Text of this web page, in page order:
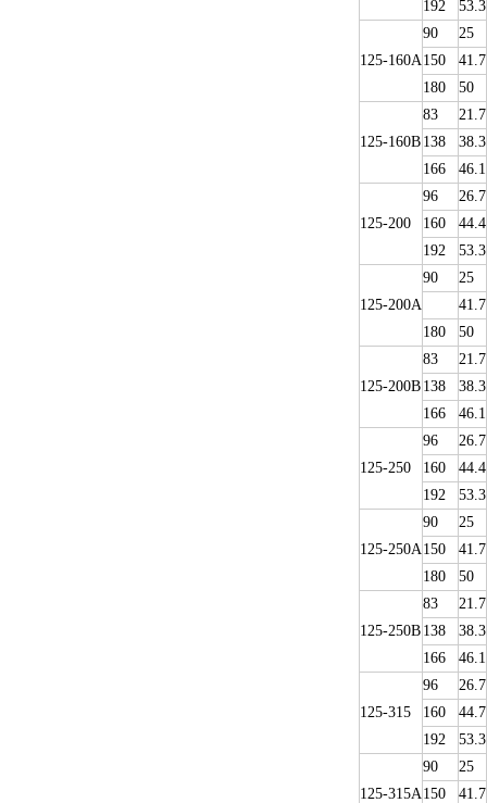
192
53.3
125-160A
90
25
150
41.7
180
50
125-160B
83
21.7
138
38.3
166
46.1
125-200
96
26.7
160
44.4
192
53.3
125-200A
90
25
41.7
180
50
125-200B
83
21.7
138
38.3
166
46.1
125-250
96
26.7
160
44.4
192
53.3
125-250A
90
25
150
41.7
180
50
125-250B
83
21.7
138
38.3
166
46.1
125-315
96
26.7
160
44.7
192
53.3
125-315A
90
25
150
41.7